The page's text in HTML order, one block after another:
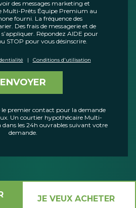
des messages marketing et
Multi-Prêts Équipe Premium au
fourni. La fréquence des
Des frais de messagerie et de
Répondez AIDE pour
STOP pour vous désinscrire.
| Conditions d'utilisation
ENVOYER
premier contact pour la demande
Un courtier hypothécaire Multi-
dans les 24h ouvrables suivant votre
demande.
JE VEUX ACHETER